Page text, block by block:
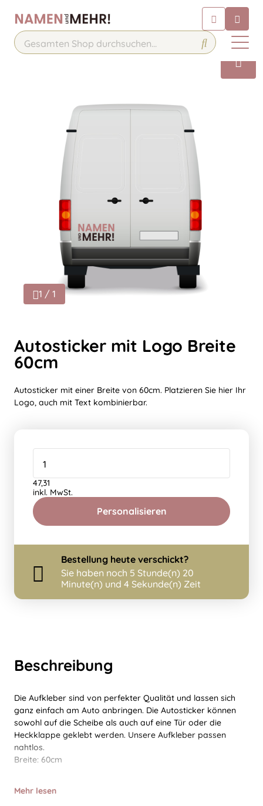
Chatten Sie 24/7 mit unserem
hilfreichen Chatbot
Kontakt
Beschreibung
Die Aufkleber sind von perfekter Qualität und lassen sich
ganz einfach am Auto anbringen. Die Autosticker können
sowohl auf die Scheibe als auch auf eine Tür oder die
Heckklappe geklebt werden. Unsere Aufkleber passen
nahtlos.
Breite: 60cm
Mehr lesen
1 / 1
Autosticker mit Logo Breite
60cm
Autosticker mit einer Breite von 60cm. Platzieren Sie hier Ihr
Logo, auch mit Text kombinierbar.
Personalisieren
47,31
inkl. MwSt.
Bestellung heute verschickt?
Sie haben noch 5 Stunde(n) 20
Minute(n) und 4 Sekunde(n) Zeit